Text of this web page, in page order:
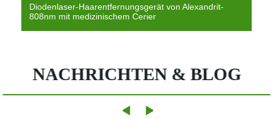
Diodenlaser-Haarentfernungsgerät von Alexandrit-
808nm mit medizinischem Cerier
NACHRICHTEN & BLOG